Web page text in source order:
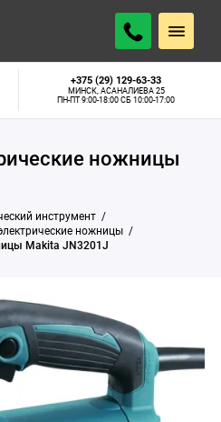
+375 (29) 129-63-33
МИНСК, АСАНАЛИЕВА 25
ПН-ПТ 9:00-18:00 СБ 10:00-17:00
ножницы
инструмент
ножницы
Makita JN3201J
ПОДОБРАТЬ АНАЛОГ